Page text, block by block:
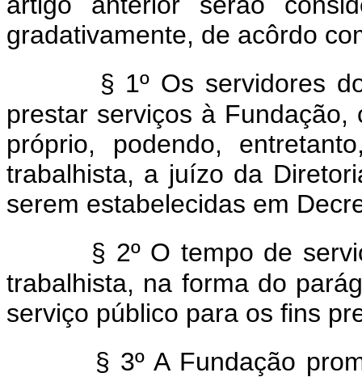
gradativamente, de acôrdo
§ 1º Os servidores
prestar serviços à
próprio, podendo,
trabalhista, a juízo da
serem estabelecidas em
§ 2º O tempo de
trabalhista, na forma do
serviço público para os fins
§ 3º A Fundação